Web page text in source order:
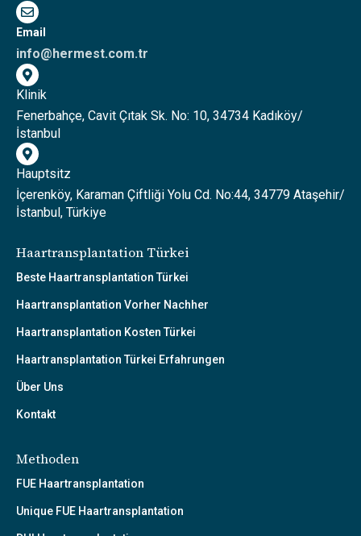
Email
info@hermest.com.tr
Klinik
Fenerbahçe, Cavit Çıtak Sk. No: 10, 34734 Kadıköy/
İstanbul
Hauptsitz
İçerenköy, Karaman Çiftliği Yolu Cd. No:44, 34779 Ataşehir/
İstanbul, Türkiye
Haartransplantation Türkei
Beste Haartransplantation Türkei
Haartransplantation Vorher Nachher
Haartransplantation Kosten Türkei
Haartransplantation Türkei Erfahrungen
Über Uns
Kontakt
Methoden
FUE Haartransplantation
Unique FUE Haartransplantation